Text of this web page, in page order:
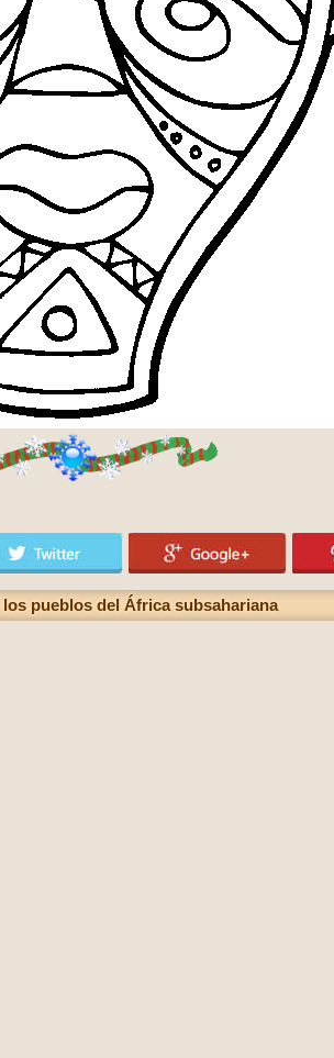
pueblos del África subsahariana